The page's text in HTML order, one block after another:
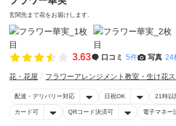
玄関先まで花をお届けします.
3.63 口コミ 5件 写真 24
花・花屋 フラワーアレンジメント教室・生け花
配達・デリバリー対応 日祝OK 21時以
カード可 QRコード決済可 電子マネー